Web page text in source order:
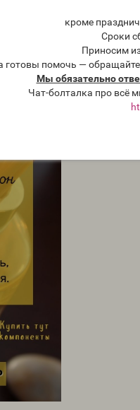
кроме
Сроки
Приносим
готовы помочь —
Мы обязательно
Чат-болталка про всё